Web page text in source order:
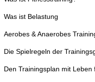
Was ist Belastung
Aerobes & Anaerobes
Die Spielregeln der
Den Trainingsplan mit Leben